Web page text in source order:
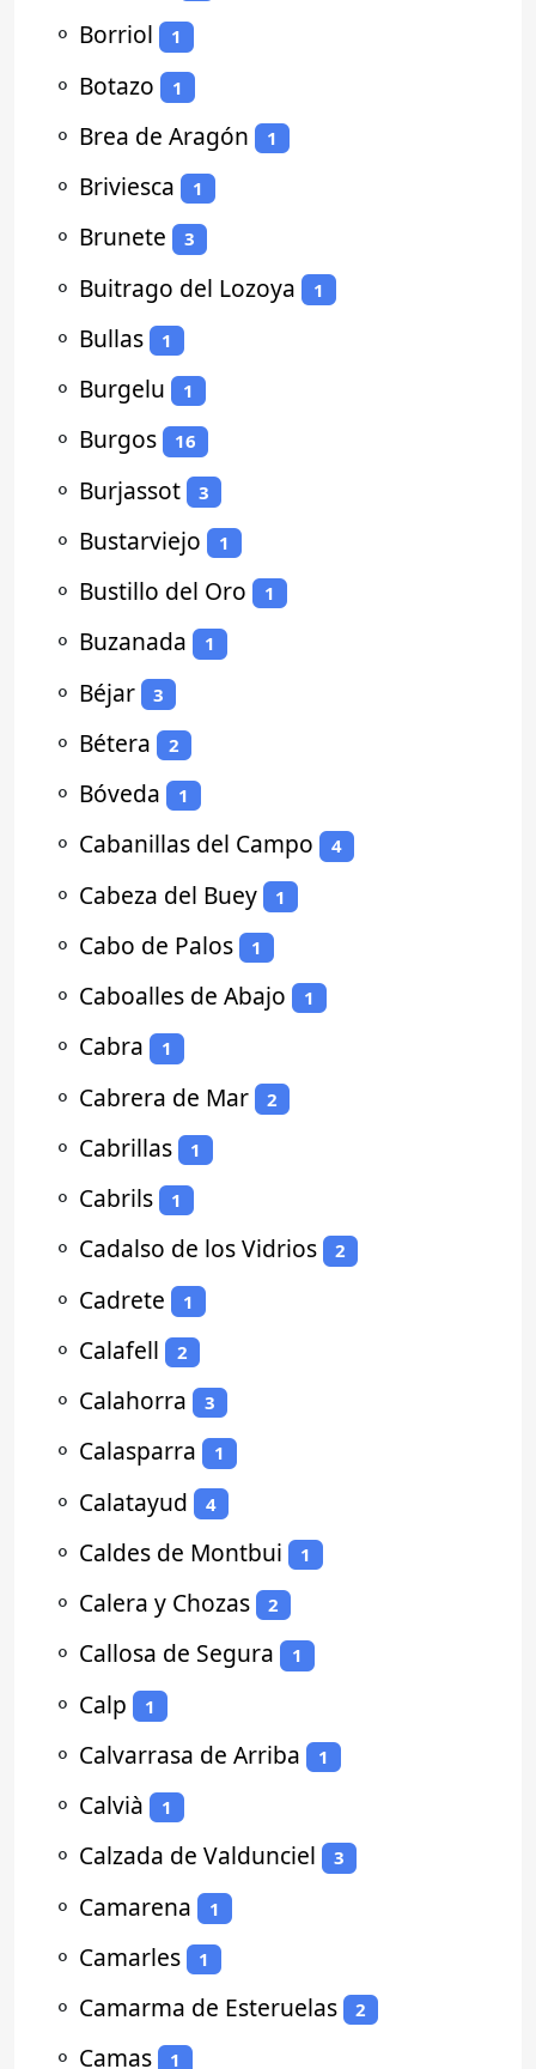
⚬ Borriol 1
⚬ Botazo 1
⚬ Brea de Aragón 1
⚬ Briviesca 1
⚬ Brunete 3
⚬ Buitrago del Lozoya 1
⚬ Bullas 1
⚬ Burgelu 1
⚬ Burgos 16
⚬ Burjassot 3
⚬ Bustarviejo 1
⚬ Bustillo del Oro 1
⚬ Buzanada 1
⚬ Béjar 3
⚬ Bétera 2
⚬ Bóveda 1
⚬ Cabanillas del Campo 4
⚬ Cabeza del Buey 1
⚬ Cabo de Palos 1
⚬ Caboalles de Abajo 1
⚬ Cabra 1
⚬ Cabrera de Mar 2
⚬ Cabrillas 1
⚬ Cabrils 1
⚬ Cadalso de los Vidrios 2
⚬ Cadrete 1
⚬ Calafell 2
⚬ Calahorra 3
⚬ Calasparra 1
⚬ Calatayud 4
⚬ Caldes de Montbui 1
⚬ Calera y Chozas 2
⚬ Callosa de Segura 1
⚬ Calp 1
⚬ Calvarrasa de Arriba 1
⚬ Calvià 1
⚬ Calzada de Valdunciel 3
⚬ Camarena 1
⚬ Camarles 1
⚬ Camarma de Esteruelas 2
⚬ Camas 1